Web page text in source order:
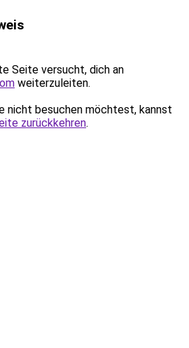
Seite versucht, dich an
weiterzuleiten.
nicht besuchen möchtest, kannst
zurückkehren.